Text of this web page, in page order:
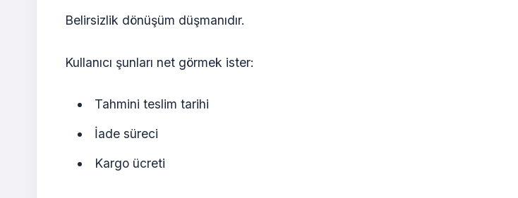
Belirsizlik dönüşüm düşmanıdır.
Kullanıcı şunları net görmek ister:
Tahmini teslim tarihi
İade süreci
Kargo ücreti